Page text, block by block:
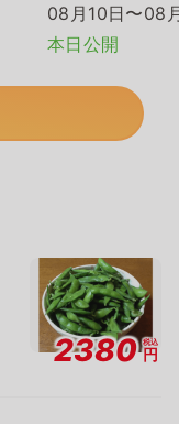
08月10日〜08
本日公開
2380 税込
円